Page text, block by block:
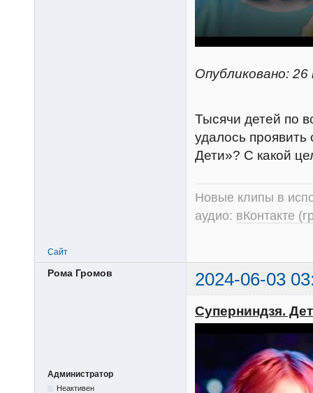
Опубликовано: 26
Тысячи детей по
удалось
Дети»? С какой
Новые клипы в
аудио: вКонтакте
Сайт
Рома Громов 2024-06-03
Администратор
Неактивен
Суперниндзя.